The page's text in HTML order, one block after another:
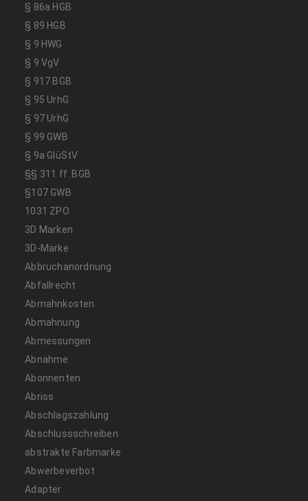
§ 86a HGB
§ 89 HGB
§ 9 HWG
§ 9 VgV
§ 917 BGB
§ 95 UrhG
§ 97 UrhG
§ 99 GWB
§ 9a GlüStV
§§ 311 ff. BGB
§107 GWB
1031 ZPO
3D Marken
3D-Marke
Abbruchanordnung
Abfallrecht
Abmahnkosten
Abmahnung
Abmessungen
Abnahme
Abonnenten
Abriss
Abschlagszahlung
Abschlussschreiben
abstrakte Farbmarke
Abwerbeverbot
Adapter